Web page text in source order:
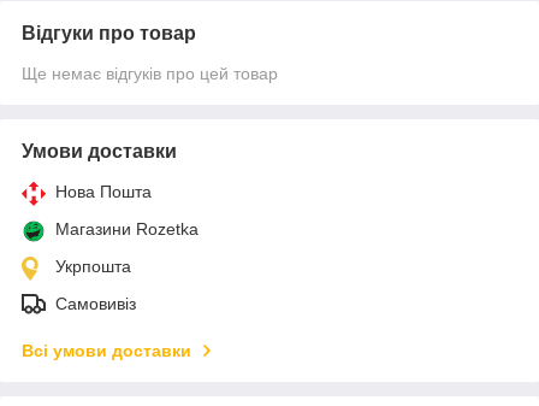
Відгуки про товар
Ще немає відгуків про цей товар
Умови доставки
Нова Пошта
Магазини Rozetka
Укрпошта
Самовивіз
Всі умови доставки